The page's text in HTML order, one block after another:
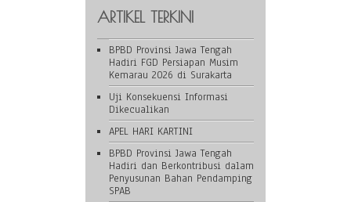
ARTIKEL TERKINI
BPBD Provinsi Jawa Tengah
Hadiri FGD Persiapan Musim
Kemarau 2026 di Surakarta
Uji Konsekuensi Informasi
Dikecualikan
APEL HARI KARTINI
BPBD Provinsi Jawa Tengah
Hadiri dan Berkontribusi dalam
Penyusunan Bahan Pendamping
SPAB